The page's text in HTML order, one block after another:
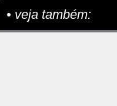
• veja também: